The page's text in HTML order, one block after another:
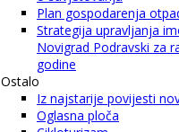
Plan gospodarenja
Strategija upravljanja
Novigrad Podravski za
godine
Ostalo
Iz najstarije povijesti
Oglasna ploča